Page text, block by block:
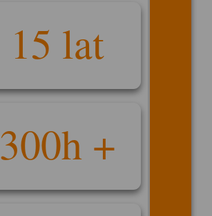
15 lat
300h +